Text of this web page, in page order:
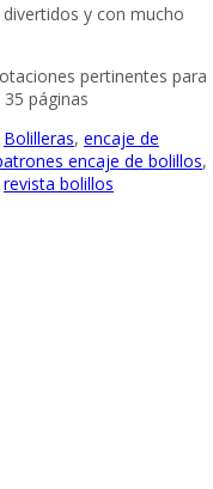
y con mucho
pertinentes para
páginas
Bolilleras, encaje de
encaje de bolillos,
revista bolillos